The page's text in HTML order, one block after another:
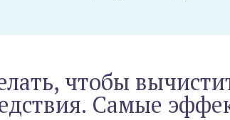
чтобы
Самые